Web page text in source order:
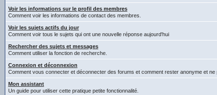
Voir les informations sur le profil des membres
Comment voir les informations de contact des membres.
Voir les sujets actifs du jour
Comment voir tous le sujets qui ont une nouvelle réponse aujourd'hui
Rechercher des sujets et messages
Comment utiliser la fonction de recherche.
Connexion et déconnexion
Comment vous connecter et déconnecter des forums et comment rester anonyme et
Mon assistant
Un guide pour utiliser cette pratique petite fonctionnalité.